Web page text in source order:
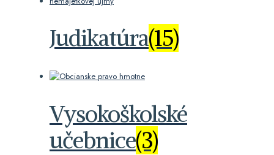
Judikatúra(15)
Vysokoškolské
učebnice(3)